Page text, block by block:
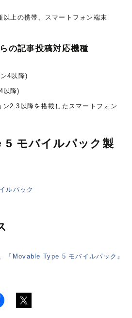
以上の携帯、スマートフォン端末
の記事投稿対応機種
4以降)
以降)
2.3以降を搭載したスマートフォン
モバイルパック製
ルパック
『Movable Type 5 モバイルパック』